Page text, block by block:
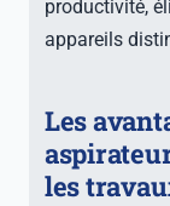
productivité,
appareils
Les
les